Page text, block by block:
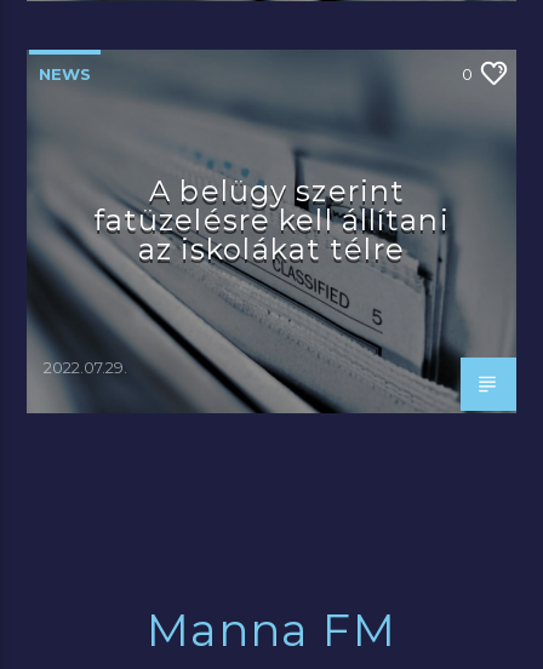
NEWS 0
A belügy szerint
fatüzelésre kell állítani
az iskolákat télre
2022.07.29.
Manna FM